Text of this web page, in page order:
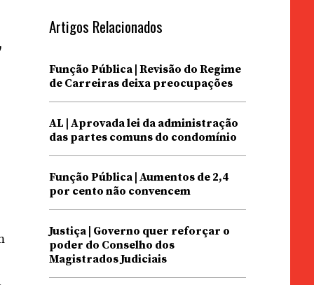
Artigos Relacionados
Função Pública | Revisão do Regime
de Carreiras deixa preocupações
AL | Aprovada lei da administração
das partes comuns do condomínio
Função Pública | Aumentos de 2,4
por cento não convencem
Justiça | Governo quer reforçar o
poder do Conselho dos
Magistrados Judiciais